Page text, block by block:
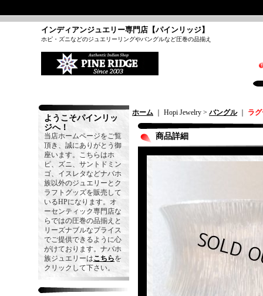
インディアンジュエリー専門店【パインリッジ】
ホピ・ズニなどのジュエリーリングやバングルなど圧巻の品揃え
ようこそパインリッ
ジへ！
当店ホームページをご覧
頂き、誠にありがとう御
座います。こちらはホ
ピ、ズニ、サントドミン
ゴ、イスレタなどナバホ
族以外のジュエリーとク
ラフトグッズを販売して
いるHPになります。オ
ーセンティック専門店な
らではの圧巻の品揃えと
リーズナブルなプライス
でご提供できるように心
がけております。ナバホ
族ジュエリーはこちらを
クリックして下さい。
ホーム ｜ Hopi Jewelry > バングル｜ ラ
商品詳細